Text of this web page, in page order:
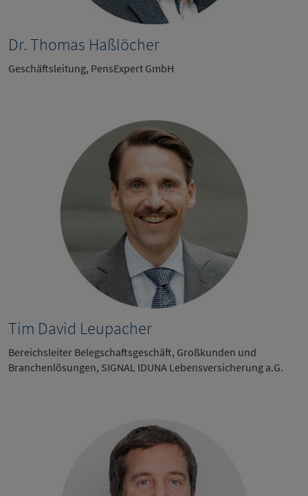
Dr. Thomas Haßlöcher
Geschäftsleitung, PensExpert GmbH
Tim David Leupacher
Bereichsleiter Belegschaftsgeschäft, Großkunden und
Branchenlösungen, SIGNAL IDUNA Lebensversicherung a.G.